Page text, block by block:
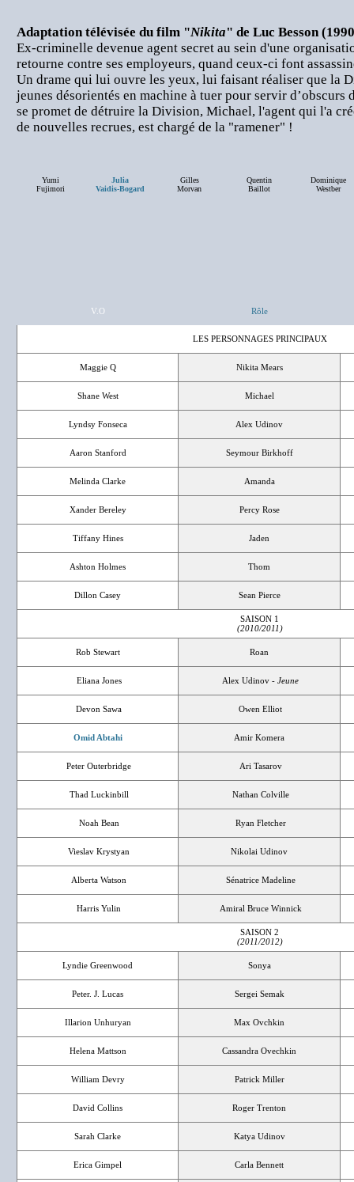
Adaptation télévisée du film "Nikita" de Luc Besson
Ex-criminelle devenue agent secret au sein d'une
retourne contre ses employeurs, quand ceux-ci font
Un drame qui lui ouvre les yeux, lui faisant réaliser que la
jeunes désorientés en machine à tuer pour servir d’obscurs
se promet de détruire la Division, Michael, l'agent qui l'a
de nouvelles recrues, est chargé de la "ramener" !
Yumi
Fujimori
Julia
Vaidis-Bogard
Gilles
Morvan
Quentin
Baillot
Dominique
Westber
V.O Rôle
LES PERSONNAGES PRINCIPAUX
Maggie Q Nikita Mears
Shane West Michael
Lyndsy Fonseca Alex Udinov
Aaron Stanford Seymour Birkhoff
Melinda Clarke Amanda
Xander Bereley Percy Rose
Tiffany Hines Jaden
Ashton Holmes Thom
Dillon Casey Sean Pierce
SAISON 1
(2010/2011)
Rob Stewart Roan
Eliana Jones Alex Udinov - Jeune
Devon Sawa Owen Elliot
Omid Abtahi Amir Komera
Peter Outerbridge Ari Tasarov
Thad Luckinbill Nathan Colville
Noah Bean Ryan Fletcher
Vieslav Krystyan Nikolai Udinov
Alberta Watson Sénatrice Madeline
Harris Yulin Amiral Bruce Winnick
SAISON 2
(2011/2012)
Lyndie Greenwood Sonya
Peter. J. Lucas Sergei Semak
Illarion Unhuryan Max Ovchkin
Helena Mattson Cassandra Ovechkin
William Devry Patrick Miller
David Collins Roger Trenton
Sarah Clarke Katya Udinov
Erica Gimpel Carla Bennett